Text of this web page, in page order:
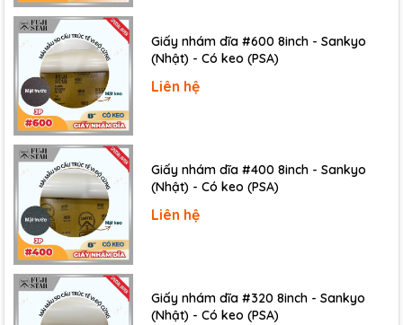
Giấy nhám dĩa #600 8inch - Sankyo
(Nhật) - Có keo (PSA)
Liên hệ
Giấy nhám dĩa #400 8inch - Sankyo
(Nhật) - Có keo (PSA)
Liên hệ
Giấy nhám dĩa #320 8inch - Sankyo
(Nhật) - Có keo (PSA)